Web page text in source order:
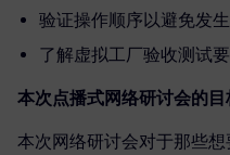
验证操作顺序以避免发
了解虚拟工厂验收测试
本次点播式网络研讨会的目
本次网络研讨会对于那些